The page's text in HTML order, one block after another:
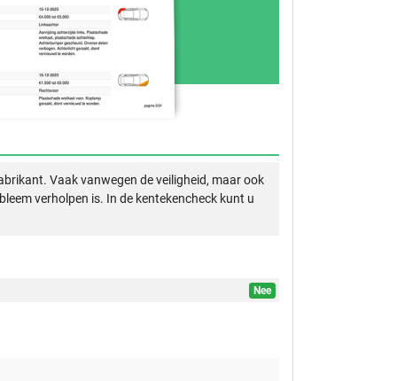
Vaak vanwegen de veiligheid, maar ook
verholpen is. In de kentekencheck kunt u
Nee